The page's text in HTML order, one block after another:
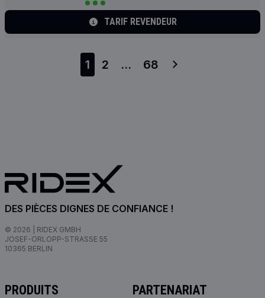
TARIF REVENDEUR
1 2 ... 68
DES PIÈCES DIGNES DE CONFIANCE !
© 2026 | RIDEX GMBH
JOSEF-ORLOPP-STRASSE 55
10365 BERLIN
PRODUITS PARTENARIAT